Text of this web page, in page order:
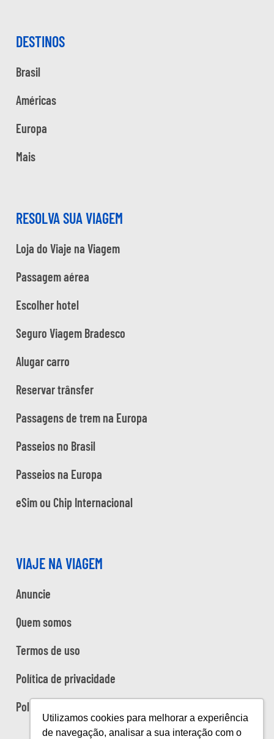
Utilizamos cookies para melhorar a experiência
de navegação, analisar a sua interação com o
DESTINOS
Brasil
Américas
Europa
Mais
RESOLVA SUA VIAGEM
Loja do Viaje na Viagem
Passagem aérea
Escolher hotel
Seguro Viagem Bradesco
Alugar carro
Reservar trânsfer
Passagens de trem na Europa
Passeios no Brasil
Passeios na Europa
eSim ou Chip Internacional
VIAJE NA VIAGEM
Anuncie
Quem somos
Termos de uso
Política de privacidade
Política de cookies